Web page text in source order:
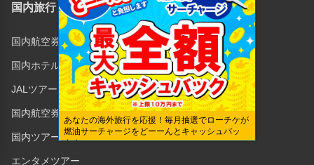
国内旅行
国内航空券
国内ホテル
JALツアー
国内航空券＋ホテル
国内ツアー
エンタメツアー
海外旅行
海外航空券
海外旅行保険
キャンセル保険
あなたの海外旅行を応援！毎月抽選でローチケが
燃油サーチャージをどーーんとキャッシュバッ
ク！